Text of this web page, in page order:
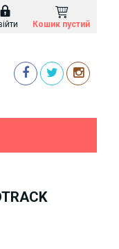
Кошик пустий